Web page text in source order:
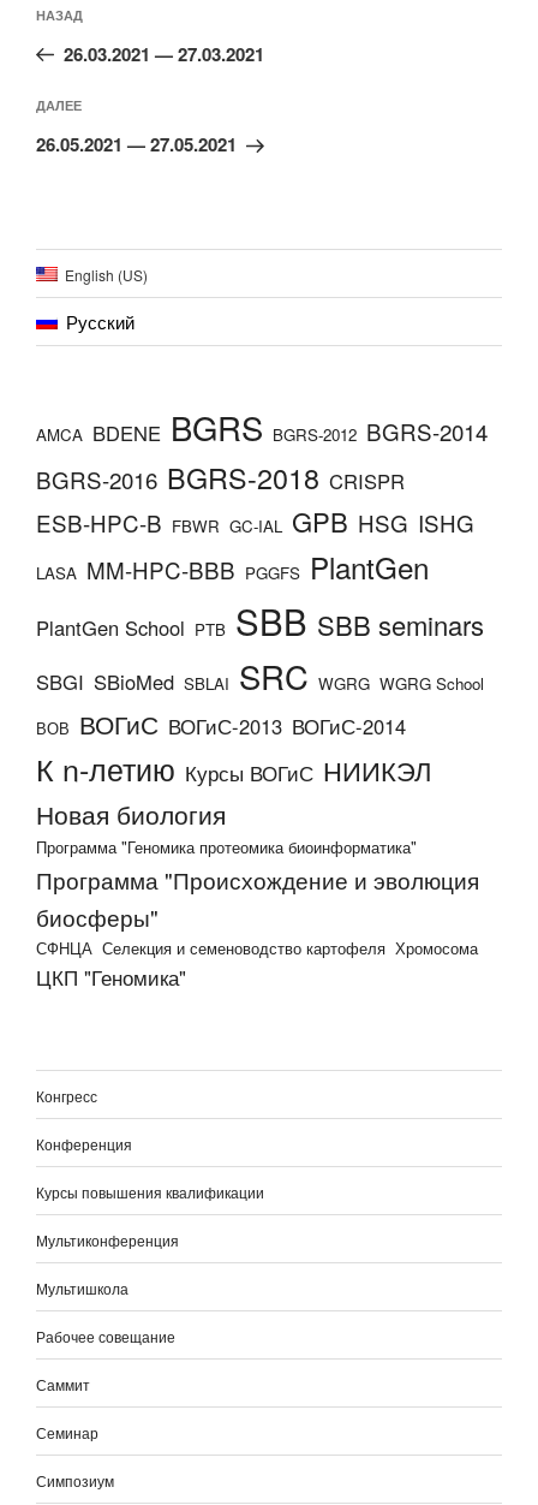
по
Предыдущая
запись:
НАЗАД
26.03.2021 — 27.03.2021
Следующая
запись
ДАЛЕЕ
26.05.2021 — 27.05.2021
English (US)
Русский
AMCA BDENE BGRS BGRS-2012 BGRS-2014
BGRS-2016 BGRS-2018 CRISPR
ESB-HPC-B FBWR GC-IAL GPB HSG ISHG
LASA MM-HPC-BBB PGGFS PlantGen
PlantGen School PTB SBB SBB seminars
SBGI SBioMed SBLAI SRC WGRG WGRG School
ВОВ ВОГиС ВОГиС-2013 ВОГиС-2014
К n-летию Курсы ВОГиС НИИКЭЛ
Новая биология
Программа "Геномика протеомика биоинформатика"
Программа "Происхождение и эволюция
биосферы"
СФНЦА Селекция и семеноводство картофеля Хромосома
ЦКП "Геномика"
Конгресс
Конференция
Курсы повышения квалификации
Мультиконференция
Мультишкола
Рабочее совещание
Саммит
Семинар
Симпозиум